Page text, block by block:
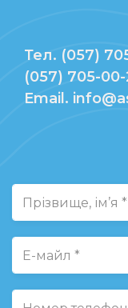
Тел. (057)
(057) 705-
Email.